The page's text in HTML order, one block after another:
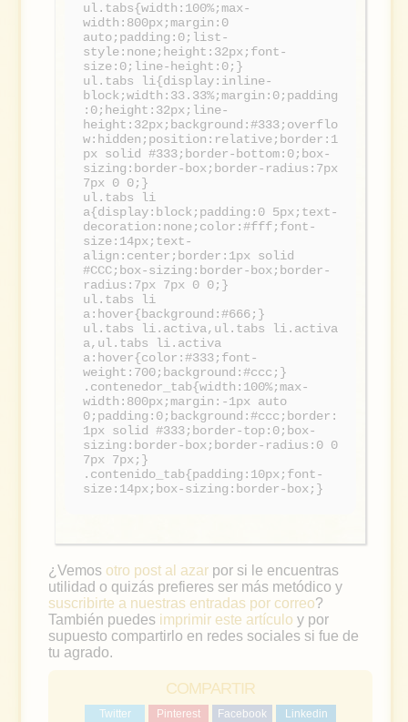
ul.tabs{width:100%;max-
width:800px;margin:0
auto;padding:0;list-
style:none;height:32px;font-
size:0;line-height:0;}
ul.tabs li{display:inline-
block;width:33.33%;margin:0;padding
:0;height:32px;line-
height:32px;background:#333;overflo
w:hidden;position:relative;border:1
px solid #333;border-bottom:0;box-
sizing:border-box;border-radius:7px
7px 0 0;}
ul.tabs li
a{display:block;padding:0 5px;text-
decoration:none;color:#fff;font-
size:14px;text-
align:center;border:1px solid
#CCC;box-sizing:border-box;border-
radius:7px 7px 0 0;}
ul.tabs li
a:hover{background:#666;}
ul.tabs li.activa,ul.tabs li.activa
a,ul.tabs li.activa
a:hover{color:#333;font-
weight:700;background:#ccc;}
.contenedor_tab{width:100%;max-
width:800px;margin:-1px auto
0;padding:0;background:#ccc;border:
1px solid #333;border-top:0;box-
sizing:border-box;border-radius:0 0
7px 7px;}
.contenido_tab{padding:10px;font-
size:14px;box-sizing:border-box;}
¿Vemos otro post al azar por si le encuentras
utilidad o quizás prefieres ser más metódico y
suscribirte a nuestras entradas por correo?
También puedes imprimir este artículo y por
supuesto compartirlo en redes sociales si fue de
tu agrado.
COMPARTIR
Twitter Pinterest Facebook
Linkedin